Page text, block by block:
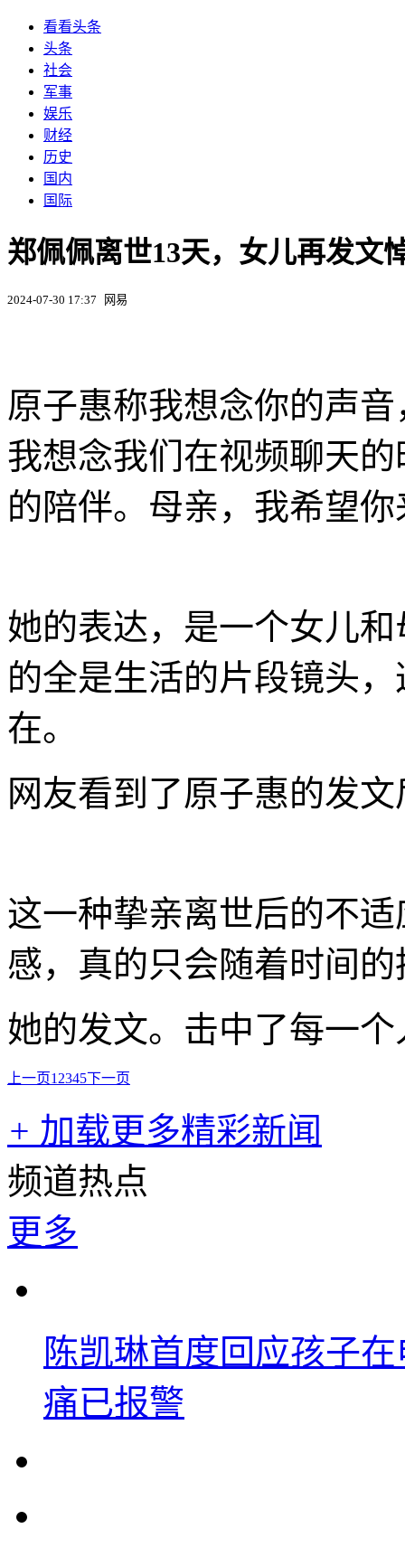
看看头条
头条
社会
军事
娱乐
财经
历史
国内
国际
郑佩佩离世13天，女儿再发文
2024-07-30 17:37 网易
原子惠称我想念你的声
我想念我们在视频聊天
的陪伴。母亲，我希望
她的表达，是一个女儿
的全是生活的片段镜头
在。
网友看到了原子惠的发
这一种挚亲离世后的不
感，真的只会随着时间
她的发文。击中了每一
上一页1 2345下一页
+ 加载更多精彩新闻
频道热点
更多
陈凯琳首度回应孩子
痛已报警